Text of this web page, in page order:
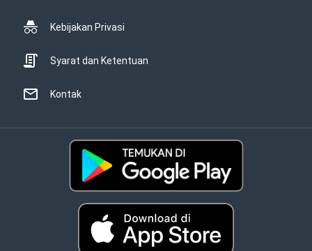
Kebijakan Privasi
Syarat dan Ketentuan
Kontak